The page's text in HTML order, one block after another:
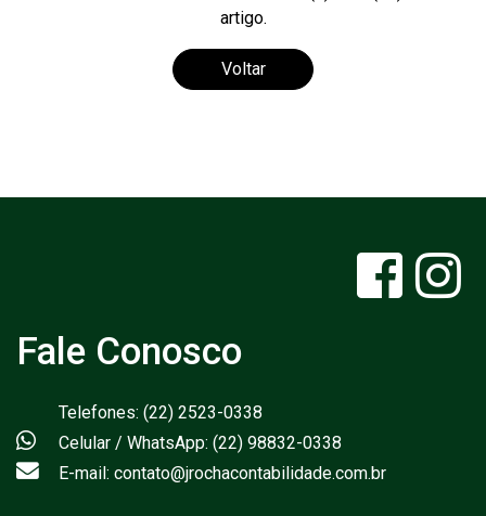
artigo.
Voltar
Fale Conosco
Telefones: (22) 2523-0338
Celular / WhatsApp: (22) 98832-0338
E-mail: contato@jrochacontabilidade.com.br